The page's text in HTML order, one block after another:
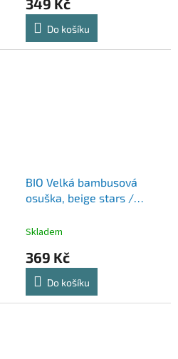
349 Kč
Do košíku
BIO Velká bambusová
osuška, beige stars /
Skladem
369 Kč
Do košíku